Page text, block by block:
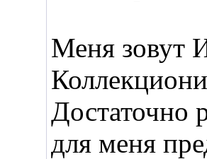
Меня зовут
Достаточно
для меня